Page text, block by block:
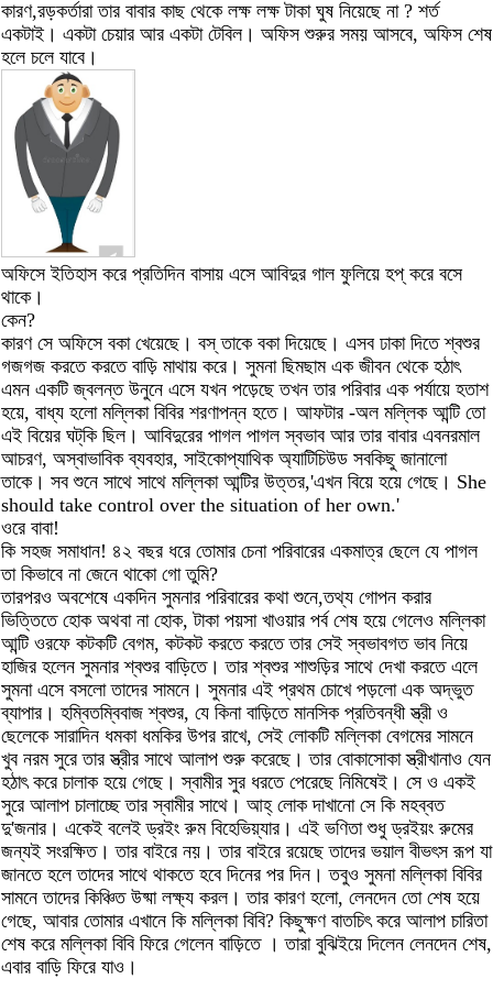
কারণ,রড়কর্তারা তার বাবার কাছ থেকে লক্ষ লক্ষ টাকা ঘুষ নিয়েছে না ? শর্ত
একটাই। একটা চেয়ার আর একটা টেবিল। অফিস শুরুর সময় আসবে, অফিস শেষ
হলে চলে যাবে।
অফিসে ইতিহাস করে প্রতিদিন বাসায় এসে আবিদুর গাল ফুলিয়ে হপ্‌ করে বসে
থাকে।
কেন?
কারণ সে অফিসে বকা খেয়েছে। বস্‌ তাকে বকা দিয়েছে। এসব ঢাকা দিতে শ্বশুর
গজগজ করতে করতে বাড়ি মাথায় করে। সুমনা ছিমছাম এক জীবন থেকে হঠাৎ
এমন একটি জ্বলন্ত উনুনে এসে যখন পড়েছে তখন তার পরিবার এক পর্যায়ে হতাশ
হয়ে, বাধ্য হলো মল্লিকা বিবির শরণাপন্ন হতে। আফটার -অল মল্লিক আন্টি তো
এই বিয়ের ঘট্‌কি ছিল। আবিদুরের পাগল পাগল স্বভাব আর তার বাবার এবনরমাল
আচরণ, অস্বাভাবিক ব্যবহার, সাইকোপ্যাথিক অ্যাটিচিউড সবকিছু জানালো
তাকে। সব শুনে সাথে সাথে মল্লিকা আন্টির উত্তর,'এখন বিয়ে হয়ে গেছে। She
should take control over the situation of her own.'
ওরে বাবা!
কি সহজ সমাধান! ৪২ বছর ধরে তোমার চেনা পরিবারের একমাত্র ছেলে যে পাগল
তা কিভাবে না জেনে থাকো গো তুমি?
তারপরও অবশেষে একদিন সুমনার পরিবারের কথা শুনে,তথ্য গোপন করার
ভিত্তিতে হোক অথবা না হোক, টাকা পয়সা খাওয়ার পর্ব শেষ হয়ে গেলেও মল্লিকা
আন্টি ওরফে কটকটি বেগম, কটকট করতে করতে তার সেই স্বভাবগত ভাব নিয়ে
হাজির হলেন সুমনার শ্বশুর বাড়িতে। তার শ্বশুর শাশুড়ির সাথে দেখা করতে এলে
সুমনা এসে বসলো তাদের সামনে। সুমনার এই প্রথম চোখে পড়লো এক অদ্ভুত
ব্যাপার। হম্বিতম্বিবাজ শ্বশুর, যে কিনা বাড়িতে মানসিক প্রতিবন্ধী স্ত্রী ও
ছেলেকে সারাদিন ধমকা ধমকির উপর রাখে, সেই লোকটি মল্লিকা বেগমের সামনে
খুব নরম সুরে তার স্ত্রীর সাথে আলাপ শুরু করেছে। তার বোকাসোকা স্ত্রীখানাও যেন
হঠাৎ করে চালাক হয়ে গেছে। স্বামীর সুর ধরতে পেরেছে নিমিষেই। সে ও একই
সুরে আলাপ চালাচ্ছে তার স্বামীর সাথে। আহ্‌ লোক দাখানো সে কি মহব্বত
দু'জনার। একেই বলেই ড্রইং রুম বিহেভিয়্যার। এই ভণিতা শুধু ড্রইয়ং রুমের
জন্যই সংরক্ষিত। তার বাইরে নয়। তার বাইরে রয়েছে তাদের ভয়াল বীভৎস রূপ যা
জানতে হলে তাদের সাথে থাকতে হবে দিনের পর দিন। তবুও সুমনা মল্লিকা বিবির
সামনে তাদের কিঞ্চিত উষ্মা লক্ষ্য করল। তার কারণ হলো, লেনদেন তো শেষ হয়ে
গেছে, আবার তোমার এখানে কি মল্লিকা বিবি? কিছুক্ষণ বাতচিৎ করে আলাপ চারিতা
শেষ করে মল্লিকা বিবি ফিরে গেলেন বাড়িতে । তারা বুঝিইয়ে দিলেন লেনদেন শেষ,
এবার বাড়ি ফিরে যাও।